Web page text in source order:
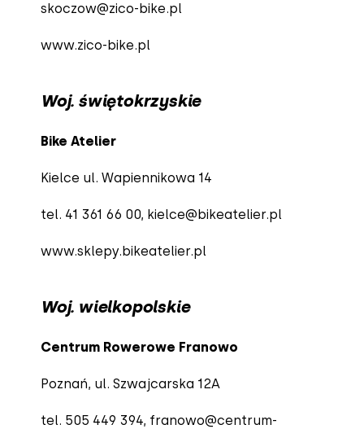
skoczow@zico-bike.pl
www.zico-bike.pl
Woj. świętokrzyskie
Bike Atelier
Kielce ul. Wapiennikowa 14
tel. 41 361 66 00, kielce@bikeatelier.pl
www.sklepy.bikeatelier.pl
Woj. wielkopolskie
Centrum Rowerowe Franowo
Poznań, ul. Szwajcarska 12A
tel. 505 449 394, franowo@centrum-